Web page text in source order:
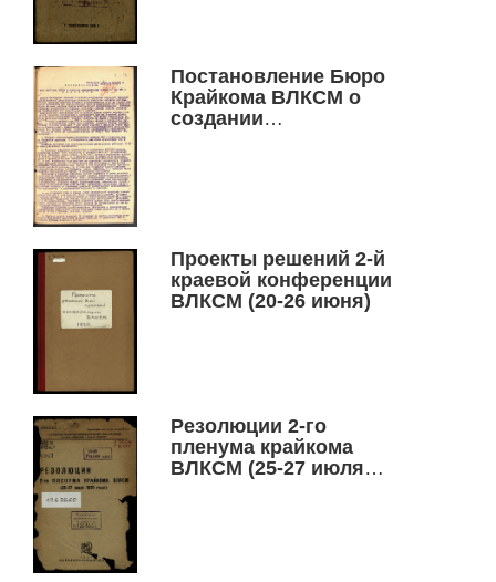
депутатов трудящихся
Постановление Бюро
Крайкома ВЛКСМ о
создании
Проекты решений 2-й
краевой конференции
ВЛКСМ (20-26 июня)
Резолюции 2-го
пленума крайкома
ВЛКСМ (25-27 июля